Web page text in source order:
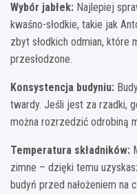
Wybór jabłek: Najlepiej
kwaśno-słodkie, takie jak
zbyt słodkich odmian, które
przesłodzone.
Konsystencja budyniu:
twardy. Jeśli jest za rzadki,
można rozrzedzić odrobiną
Temperatura składników:
zimne – dzięki temu
budyń przed nałożeniem na